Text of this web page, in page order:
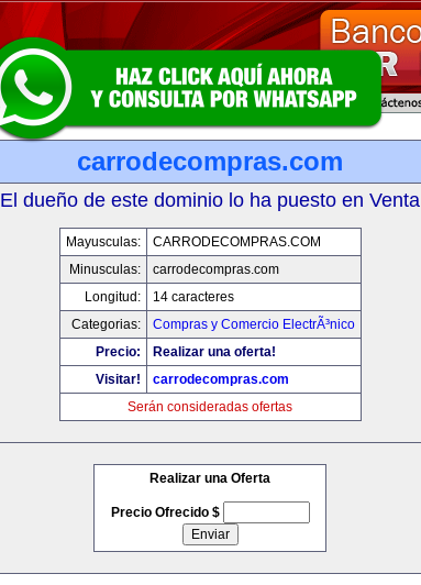
carrodecompras.com
El dueño de este dominio lo ha puesto en Venta
Mayusculas:
CARRODECOMPRAS.COM
Minusculas:
carrodecompras.com
Longitud:
14 caracteres
Categorias:
Compras y Comercio ElectrÃ³nico
Precio:
Realizar una oferta!
Visitar!
carrodecompras.com
Serán consideradas ofertas
Realizar una Oferta
Precio Ofrecido $